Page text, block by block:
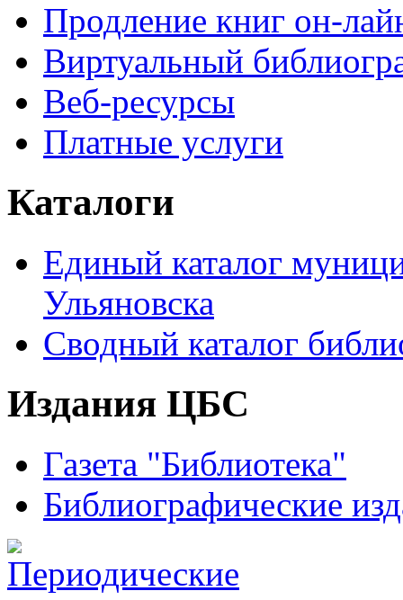
Продление книг он-
Виртуальный
Веб-ресурсы
Платные услуги
Каталоги
Единый каталог
Ульяновска
Сводный каталог
Издания ЦБС
Газета "Библиотека"
Библиографические